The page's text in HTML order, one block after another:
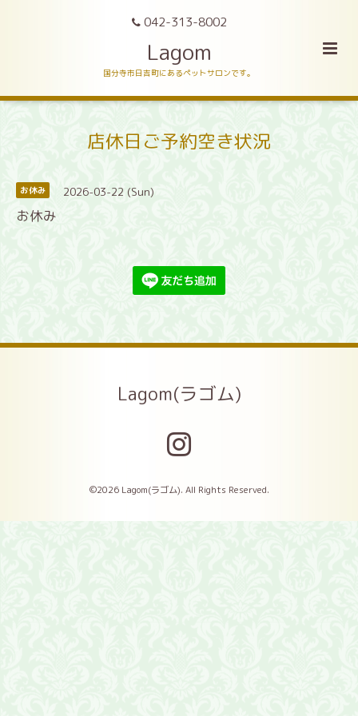
042-313-8002
Lagom
国分寺市日吉町にあるペットサロンです。
店休日ご予約空き状況
お休み 2026-03-22 (Sun)
お休み
Lagom(ラゴム)
©2026 Lagom(ラゴム). All Rights Reserved.